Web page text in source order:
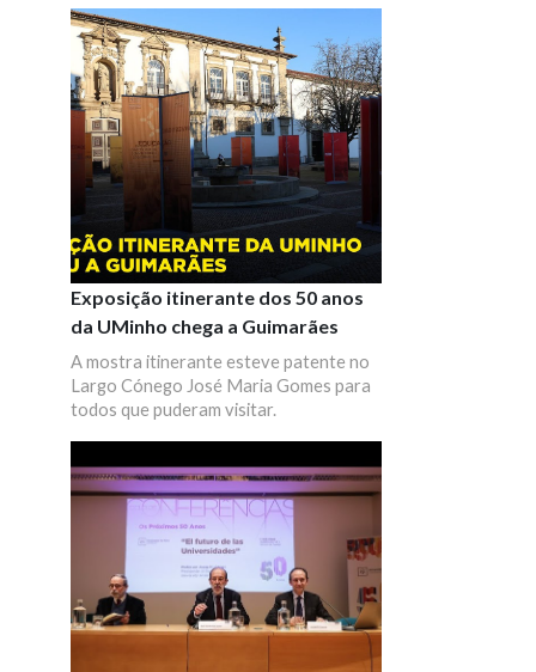
orgânicas da UMinho a pensar o futuro,
assumindo um compromisso com os
Objetivos de Desenvolvimento
Sustentável. Nesta sessão, os
coordenadores e investigadores
envolvidos na publicação apresentaram
as suas reflexões.
Exposição itinerante dos 50 anos
da UMinho chega a Guimarães
A mostra itinerante esteve patente no
Largo Cónego José Maria Gomes para
todos que puderam visitar.